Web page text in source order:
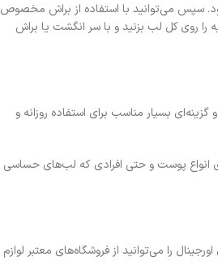
آن صاف و یکدست شود. سپس می‌توانید با استفاده از براش مخصوص
را روی کل لب بزنید و با سر انگشت یا براش
و گزینه‌ای بسیار مناسب برای استفاده روزانه و
انواع پوست و حتی افرادی که لب‌های حساسی
02 انتخاب هوشمندانه‌ای خواهد بود. این محصول اورجینال را می‌توانید از فروشگاه‌های معتبر لوازم